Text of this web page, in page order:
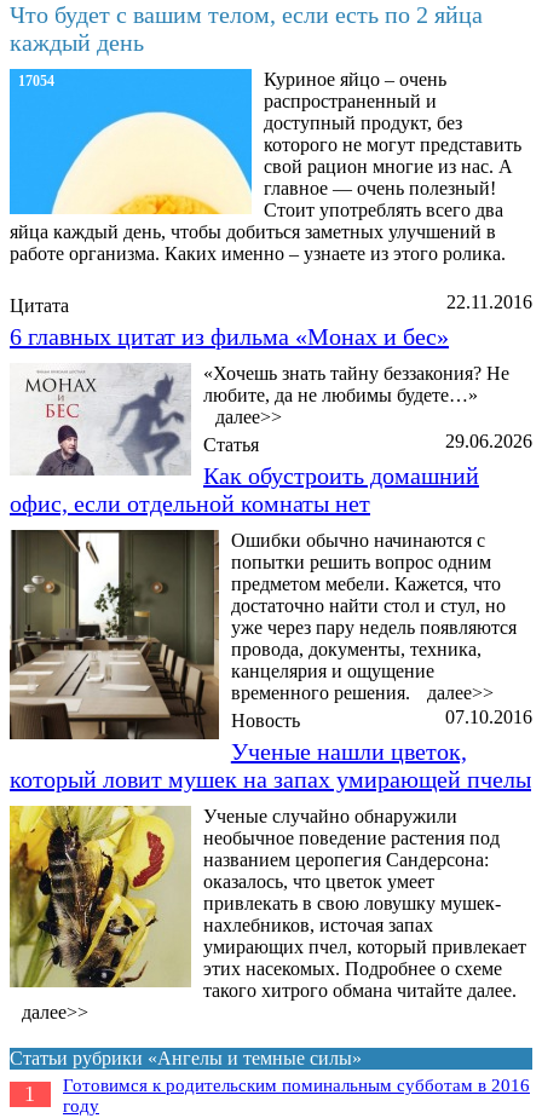
Что будет с вашим телом, если есть по 2 яйца
каждый день
17054
Куриное яйцо – очень
распространенный и
доступный продукт, без
которого не могут представить
свой рацион многие из нас. А
главное — очень полезный!
Стоит употреблять всего два
яйца каждый день, чтобы добиться заметных улучшений в
работе организма. Каких именно – узнаете из этого ролика.
22.11.2016
Цитата
6 главных цитат из фильма «Монах и бес»
«Хочешь знать тайну беззакония? Не
любите, да не любимы будете…»
далее>>
29.06.2026
Статья
Как обустроить домашний
офис, если отдельной комнаты нет
Ошибки обычно начинаются с
попытки решить вопрос одним
предметом мебели. Кажется, что
достаточно найти стол и стул, но
уже через пару недель появляются
провода, документы, техника,
канцелярия и ощущение
временного решения.
далее>>
07.10.2016
Новость
Ученые нашли цветок,
который ловит мушек на запах умирающей пчелы
Ученые случайно обнаружили
необычное поведение растения под
названием церопегия Сандерсона:
оказалось, что цветок умеет
привлекать в свою ловушку мушек-
нахлебников, источая запах
умирающих пчел, который привлекает
этих насекомых. Подробнее о схеме
такого хитрого обмана читайте далее.
далее>>
Статьи рубрики «Ангелы и темные силы»
1
Готовимся к родительским поминальным субботам в 2016
году